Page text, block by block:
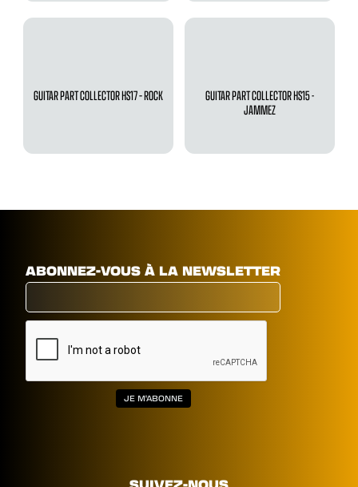
GUITAR PART COLLECTOR HS17 – ROCK GUITAR PART COLLECTOR HS15 -
JAMMEZ
ABONNEZ-VOUS À LA NEWSLETTER